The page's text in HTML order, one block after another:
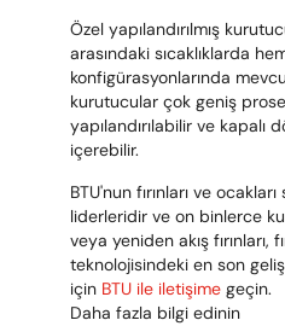
Özel yapılandırılmış
arasındaki sıcaklıklarda
konfigürasyonlarında
kurutucular çok geniş
yapılandırılabilir ve kapalı
içerebilir.
BTU'nun fırınları ve
liderleridir ve on binlerce
veya yeniden akış fırınları,
teknolojisindeki en son
için BTU ile iletişime geçin.
Daha fazla bilgi edinin